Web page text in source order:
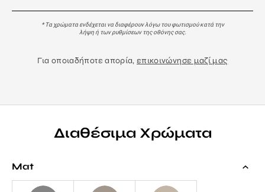
* Τα χρώματα ενδέχεται να διαφέρουν λόγω του φωτισμού κατά την
λήψη ή των ρυθμίσεων της οθόνης σας.
Για οποιαδήποτε απορία,επικοινώνησε μαζί μας
Διαθέσιμα Χρώματα
Mat